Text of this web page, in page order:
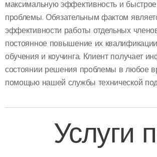
максимальную эффективность и
проблемы. Обязательным фактом
эффективности работы отдельных
постоянное повышение их
обучения и коучинга. Клиент получает
состоянии решения проблемы в любое
помощью нашей службы технической
Услуги